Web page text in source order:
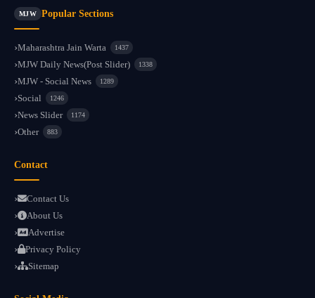
MJW Popular Sections
Maharashtra Jain Warta 1437
MJW Daily News(Post Slider) 1338
MJW - Social News 1289
Social 1246
News Slider 1174
Other 883
Contact
Contact Us
About Us
Advertise
Privacy Policy
Sitemap